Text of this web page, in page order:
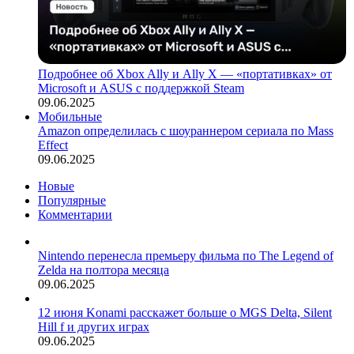
Подробнее об Xbox Ally и Ally X — «портативках» от
Microsoft и ASUS с поддержкой Steam
09.06.2025
Мобильные
Amazon определилась с шоураннером сериала по Mass
Effect
09.06.2025
Новые
Популярные
Комментарии
Nintendo перенесла премьеру фильма по The Legend of
Zelda на полтора месяца
09.06.2025
12 июня Konami расскажет больше о MGS Delta, Silent
Hill f и других играх
09.06.2025